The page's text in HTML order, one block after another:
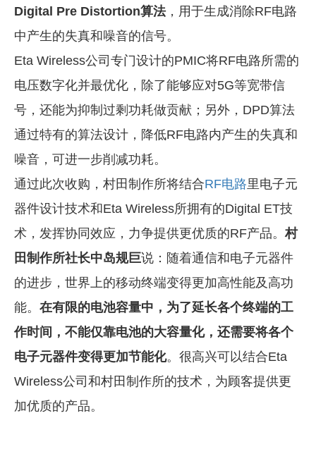
Digital Pre Distortion算法，用于生成消除RF电路
中产生的失真和噪音的信号。
Eta Wireless公司专门设计的PMIC将RF电路所需的
电压数字化并最优化，除了能够应对5G等宽带信
号，还能为抑制过剩功耗做贡献；另外，DPD算法
通过特有的算法设计，降低RF电路内产生的失真和
噪音，可进一步削减功耗。
通过此次收购，村田制作所将结合RF电路里电子元
器件设计技术和Eta Wireless所拥有的Digital ET技
术，发挥协同效应，力争提供更优质的RF产品。村
田制作所社长中岛规巨说：随着通信和电子元器件
的进步，世界上的移动终端变得更加高性能及高功
能。 在有限的电池容量中，为了延长各个终端的工
作时间，不能仅靠电池的大容量化，还需要将各个
电子元器件变得更加节能化。很高兴可以结合Eta
Wireless公司和村田制作所的技术，为顾客提供更
加优质的产品。